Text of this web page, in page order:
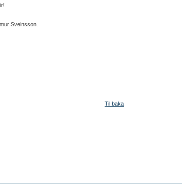
Sveinsson.
Til baka